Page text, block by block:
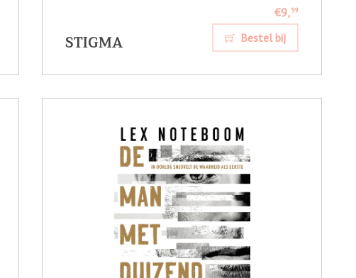
STIGMA
€9,99
Bestel bij